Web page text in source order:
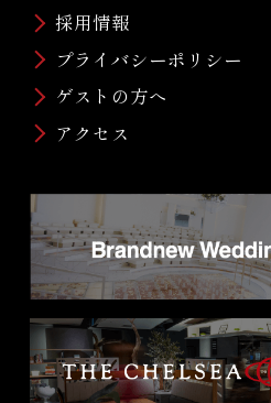
採用情報
プライバシーポリシー
ゲストの方へ
アクセス